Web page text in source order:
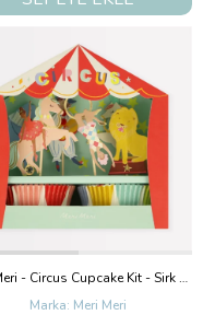
Meri Meri - Circus Cupcake Kit - Sirk Cupcake Kit (X24)
Meri Meri